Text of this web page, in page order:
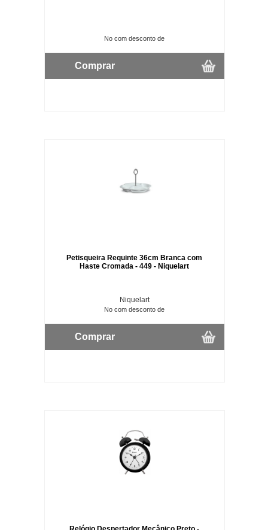
No com desconto de
Comprar
Petisqueira Requinte 36cm Branca com
Haste Cromada - 449 - Niquelart
Niquelart
No com desconto de
Comprar